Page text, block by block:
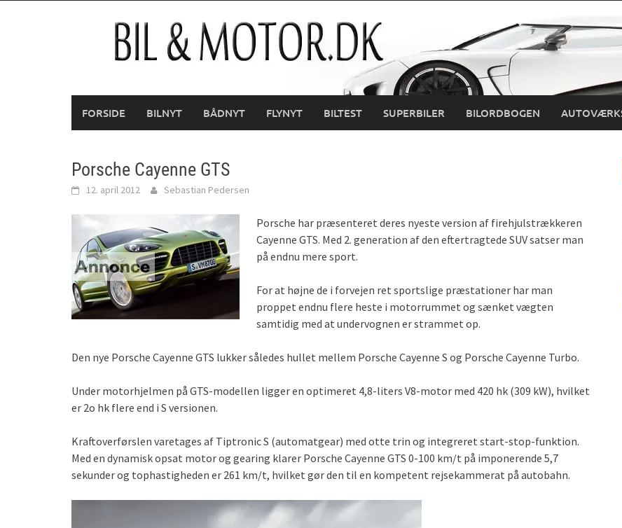
FORSIDE BILNYT BÅDNYT FLYNYT BILTEST SUPERBILER BILORDBOGEN
Porsche Cayenne GTS
12. april 2012 Sebastian Pedersen
Porsche har præsenteret deres nyeste version af firehjulstrækkeren
Cayenne GTS. Med 2. generation af den eftertragtede SUV satser man
på endnu mere sport.
For at højne de i forvejen ret sportslige præstationer har man
proppet endnu flere heste i motorrummet og sænket vægten
samtidig med at undervognen er strammet op.
Den nye Porsche Cayenne GTS lukker således hullet mellem Porsche Cayenne S og Porsche Cayenne Turbo.
Under motorhjelmen på GTS-modellen ligger en optimeret 4,8-liters V8-motor med 420 hk (309 kW), hvilket
er 2o hk flere end i S versionen.
Kraftoverførslen varetages af Tiptronic S (automatgear) med otte trin og integreret start-stop-funktion.
Med en dynamisk opsat motor og gearing klarer Porsche Cayenne GTS 0-100 km/t på imponerende 5,7
sekunder og tophastigheden er 261 km/t, hvilket gør den til en kompetent rejsekammerat på autobahn.